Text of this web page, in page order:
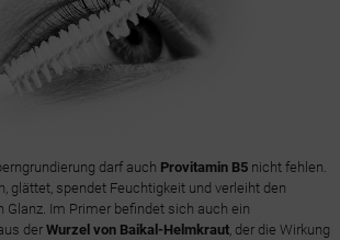
darf auch Provitamin B5nicht fehlen.
glättet, spendet Feuchtigkeit und verleiht den
Glanz. Im Primer befindet sich auch ein
der Wurzel von Baikal-Helmkraut, der die Wirkung